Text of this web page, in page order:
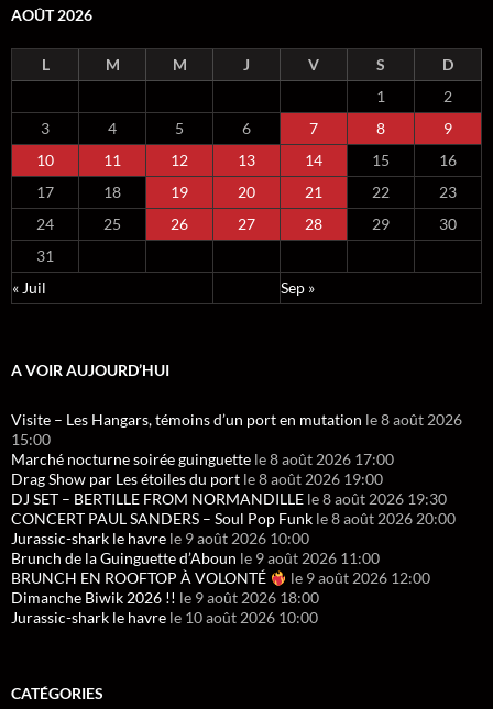
AOÛT 2026
L M M J V S
D
1
2
3
4 5 6 7 8
9
10
11 12 13 14 15
16
17
18 19 20 21 22
23
24
25 26 27 28 29
30
31
« Juil
Sep »
A VOIR AUJOURD’HUI
Visite – Les Hangars, témoins d’un port en mutation le 8 août 2026
15:00
Marché nocturne soirée guinguette le 8 août 2026 17:00
Drag Show par Les étoiles du port le 8 août 2026 19:00
DJ SET – BERTILLE FROM NORMANDILLE le 8 août 2026 19:30
CONCERT PAUL SANDERS – Soul Pop Funk le 8 août 2026 20:00
Jurassic-shark le havre le 9 août 2026 10:00
Brunch de la Guinguette d’Aboun le 9 août 2026 11:00
BRUNCH EN ROOFTOP À VOLONTÉ
le 9 août 2026 12:00
Dimanche Biwik 2026 !! le 9 août 2026 18:00
Jurassic-shark le havre le 10 août 2026 10:00
CATÉGORIES